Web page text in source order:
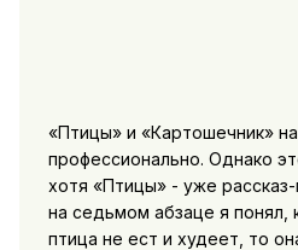
«Птицы» и «Картошечник»
профессионально. Однако
хотя «Птицы» - уже
на седьмом абзаце я понял,
птица не ест и худеет, то